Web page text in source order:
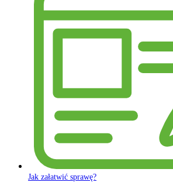
Jak załatwić sprawę?